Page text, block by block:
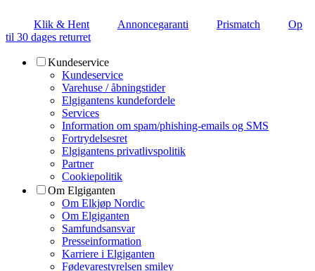
Klik & Hent Annoncegaranti Prismatch
Op
til 30 dages returret
Kundeservice
Kundeservice
Varehuse / åbningstider
Elgigantens kundefordele
Services
Information om spam/phishing-emails og SMS
Fortrydelsesret
Elgigantens privatlivspolitik
Partner
Cookiepolitik
Om Elgiganten
Om Elkjøp Nordic
Om Elgiganten
Samfundsansvar
Presseinformation
Karriere i Elgiganten
Fødevarestyrelsen smiley